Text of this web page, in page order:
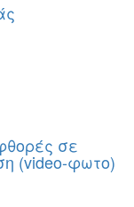
σε
(video-φωτο)